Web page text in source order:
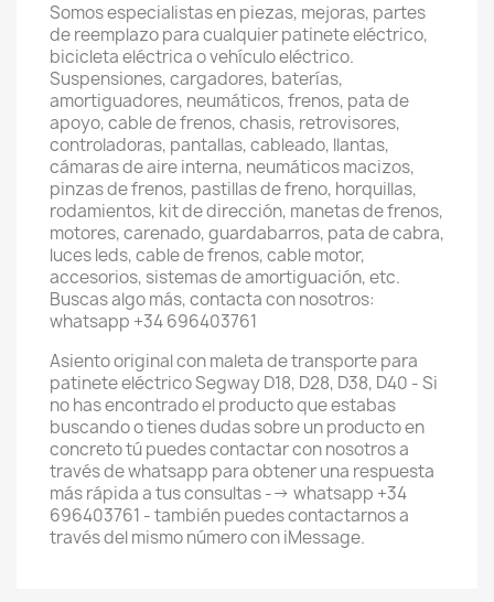
Somos especialistas en piezas, mejoras, partes
de reemplazo para cualquier patinete eléctrico,
bicicleta eléctrica o vehículo eléctrico.
Suspensiones, cargadores, baterías,
amortiguadores, neumáticos, frenos, pata de
apoyo, cable de frenos, chasis, retrovisores,
controladoras, pantallas, cableado, llantas,
cámaras de aire interna, neumáticos macizos,
pinzas de frenos, pastillas de freno, horquillas,
rodamientos, kit de dirección, manetas de frenos,
motores, carenado, guardabarros, pata de cabra,
luces leds, cable de frenos, cable motor,
accesorios, sistemas de amortiguación, etc.
Buscas algo más, contacta con nosotros:
whatsapp +34 696403761
Asiento original con maleta de transporte para
patinete eléctrico Segway D18, D28, D38, D40 - Si
no has encontrado el producto que estabas
buscando o tienes dudas sobre un producto en
concreto tú puedes contactar con nosotros a
través de whatsapp para obtener una respuesta
más rápida a tus consultas --> whatsapp +34
696403761 - también puedes contactarnos a
través del mismo número con iMessage.